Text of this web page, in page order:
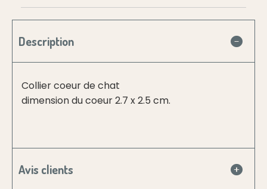
Description
Collier coeur de chat
dimension du coeur 2.7 x 2.5 cm.
Avis clients